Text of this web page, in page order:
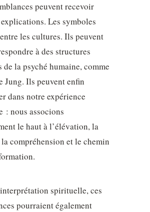
peuvent recevoir
Les symboles
les cultures. Ils peuvent
à des structures
de la psyché humaine, comme
Jung. Ils peuvent enfin
dans notre expérience
: nous associons
le haut à l’élévation, la
compréhension et le chemin
spirituelle, ces
pourraient également